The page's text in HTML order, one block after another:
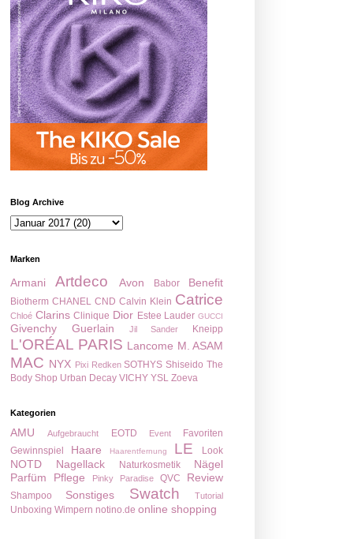
Blog Archive
Marken
Armani Artdeco Avon Babor Benefit
Biotherm CHANEL CND Calvin Klein Catrice
Chloé Clarins Clinique Dior Estee Lauder GUCCI
Givenchy Guerlain Jil Sander Kneipp
L'ORÉAL PARIS Lancome M. ASAM
MAC NYX Pixi Redken SOTHYS Shiseido The
Body Shop Urban Decay VICHY YSL Zoeva
Kategorien
AMU Aufgebraucht EOTD Event
Favoriten
Gewinnspiel
Haare Haarentfernung LE Look
NOTD Nagellack Naturkosmetik
Nägel
Parfüm
Pflege Pinky Paradise QVC Review
Shampoo Sonstiges Swatch Tutorial
Unboxing Wimpern notino.de online shopping